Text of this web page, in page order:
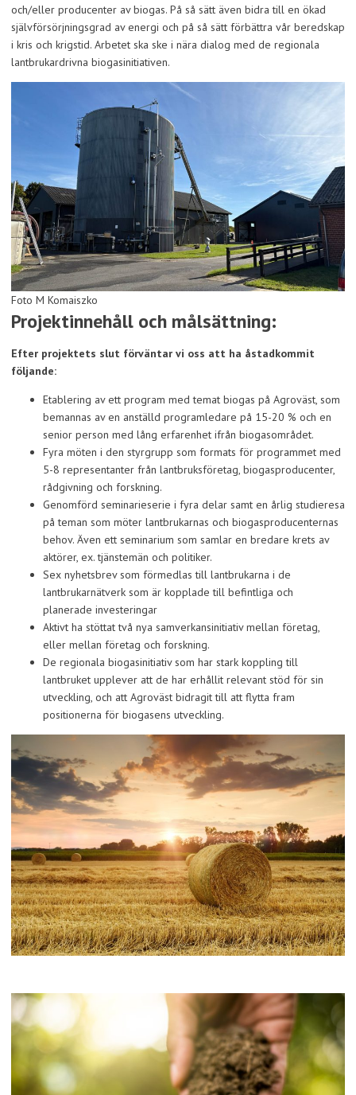
och/eller producenter av biogas. På så sätt även bidra till en ökad
självförsörjningsgrad av energi och på så sätt förbättra vår beredskap
i kris och krigstid. Arbetet ska ske i nära dialog med de regionala
lantbrukardrivna biogasinitiativen.
Foto M Komaiszko
Projektinnehåll och målsättning:
Efter projektets slut förväntar vi oss att ha åstadkommit
följande:
Etablering av ett program med temat biogas på Agroväst, som
bemannas av en anställd programledare på 15-20 % och en
senior person med lång erfarenhet ifrån biogasområdet.
Fyra möten i den styrgrupp som formats för programmet med
5-8 representanter från lantbruksföretag, biogasproducenter,
rådgivning och forskning.
Genomförd seminarieserie i fyra delar samt en årlig studieresa
på teman som möter lantbrukarnas och biogasproducenternas
behov. Även ett seminarium som samlar en bredare krets av
aktörer, ex. tjänstemän och politiker.
Sex nyhetsbrev som förmedlas till lantbrukarna i de
lantbrukarnätverk som är kopplade till befintliga och
planerade investeringar
Aktivt ha stöttat två nya samverkansinitiativ mellan företag,
eller mellan företag och forskning.
De regionala biogasinitiativ som har stark koppling till
lantbruket upplever att de har erhållit relevant stöd för sin
utveckling, och att Agroväst bidragit till att flytta fram
positionerna för biogasens utveckling.